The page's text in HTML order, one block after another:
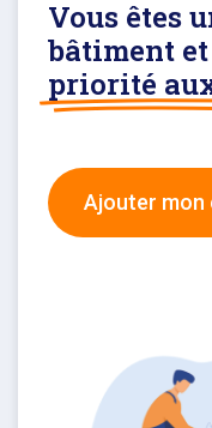
Vous êtes
bâtiment
priorité
Ajouter mon